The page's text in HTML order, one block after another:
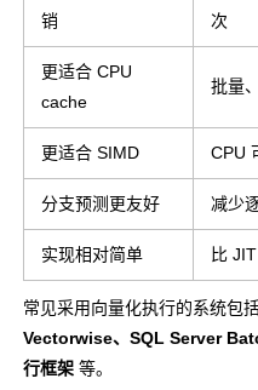
销 次
更适合 CPU
cache
批量
更适合 SIMD CPU
分支预测更友好 减少
实现相对简单 比
常见采用向量化执行的系统包
Vectorwise、SQL Server
行框架 等。